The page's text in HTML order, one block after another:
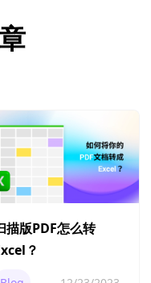
描版PDF怎么转
？